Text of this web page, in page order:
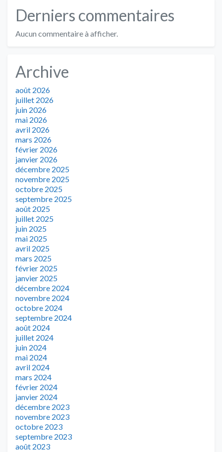
Derniers commentaires
Aucun commentaire à afficher.
Archive
août 2026
juillet 2026
juin 2026
mai 2026
avril 2026
mars 2026
février 2026
janvier 2026
décembre 2025
novembre 2025
octobre 2025
septembre 2025
août 2025
juillet 2025
juin 2025
mai 2025
avril 2025
mars 2025
février 2025
janvier 2025
décembre 2024
novembre 2024
octobre 2024
septembre 2024
août 2024
juillet 2024
juin 2024
mai 2024
avril 2024
mars 2024
février 2024
janvier 2024
décembre 2023
novembre 2023
octobre 2023
septembre 2023
août 2023